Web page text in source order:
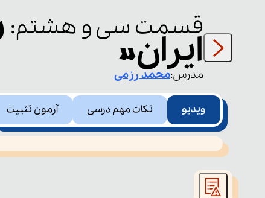
قسمت سی و هشتم:
ایران»
مدرس:محمدرزمی
ویدیو نکات مهم درسی آزمون تثبیت
This
is
window.